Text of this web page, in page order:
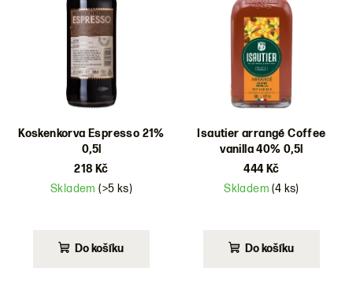
Koskenkorva Espresso 21%
0,5l
218 Kč
Skladem(>5 ks)
Do košíku
Isautier arrangé Coffee
vanilla 40% 0,5l
444 Kč
Skladem(4 ks)
Do košíku